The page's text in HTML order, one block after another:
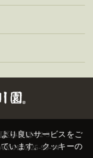
区みずほ4-2-3
25-90-14
り良いサービスをご
います。クッキーの
閉
じ
る